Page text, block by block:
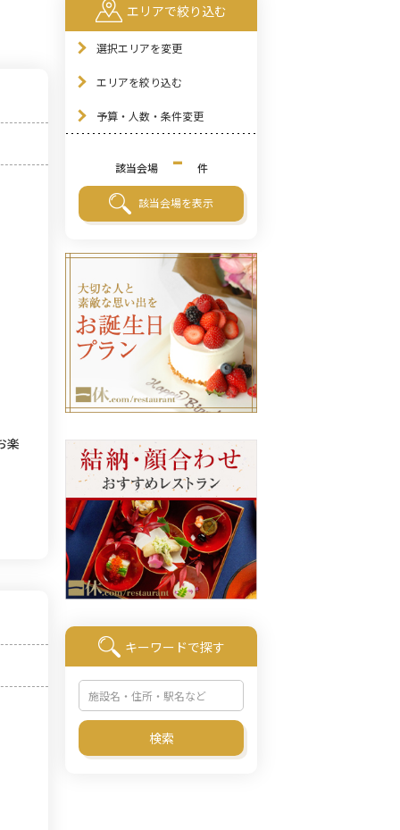
楽
エリアで絞り込む
選択エリアを変更
エリアを絞り込む
予算・人数・条件変更
該当会場 - 件
該当会場を表示
キーワードで探す